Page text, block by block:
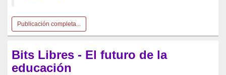
Publicación completa...
Bits Libres - El futuro de la
educación